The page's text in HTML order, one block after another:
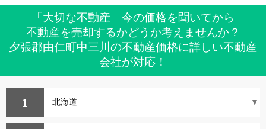
「大切な不動産」今の価格を聞いてから
不動産を売却するかどうか考えませんか？
夕張郡由仁町中三川の不動産価格に詳しい不動産
会社が対応！
1